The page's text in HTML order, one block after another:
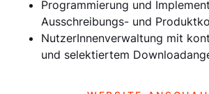
Programmierung und
Ausschreibungs- und
NutzerInnenverwaltung mit
und selektiertem